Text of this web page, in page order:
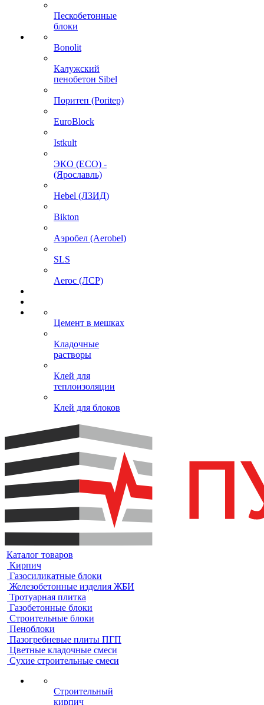
Пескобетонные
блоки
Bonolit
Калужский
пенобетон Sibel
Поритеп (Poritep)
EuroBlock
Istkult
ЭКО (ECO) -
(Ярославль)
Hebel (ЛЗИД)
Bikton
Аэробел (Aerobel)
SLS
Aeroc (ЛСР)
Цемент в мешках
Кладочные
растворы
Клей для
теплоизоляции
Клей для блоков
Каталог товаров
Кирпич
Газосиликатные блоки
Железобетонные изделия ЖБИ
Тротуарная плитка
Газобетонные блоки
Строительные блоки
Пеноблоки
Пазогребневые плиты ПГП
Цветные кладочные смеси
Сухие строительные смеси
Строительный
кирпич